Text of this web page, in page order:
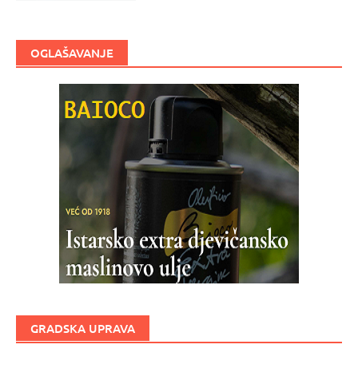
OGLAŠAVANJE
GRADSKA UPRAVA